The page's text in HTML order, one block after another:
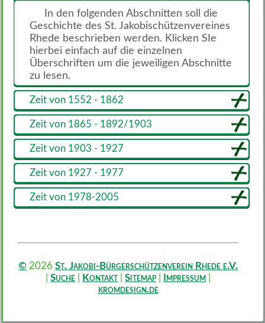
In den folgenden Abschnitten soll die
Geschichte des St. Jakobischützenvereines
Rhede beschrieben werden. Klicken SIe
hierbei einfach auf die einzelnen
Überschriften um die jeweiligen Abschnitte
zu lesen.
Zeit von 1552 - 1862
Zeit von 1865 - 1892/1903
Zeit von 1903 - 1927
Zeit von 1927 - 1977
Zeit von 1978-2005
© 2026St. Jakobi-Bürgerschützenverein Rhede e.V.
|Suche Kontakt |Sitemap Impressum
kromdesign.de